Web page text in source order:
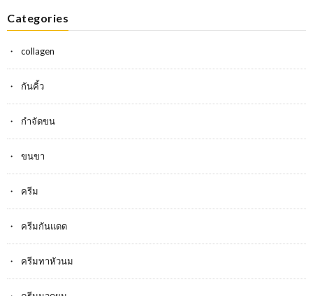
Categories
collagen
กันคิ้ว
กำจัดขน
ขนขา
ครีม
ครีมกันแดด
ครีมทาหัวนม